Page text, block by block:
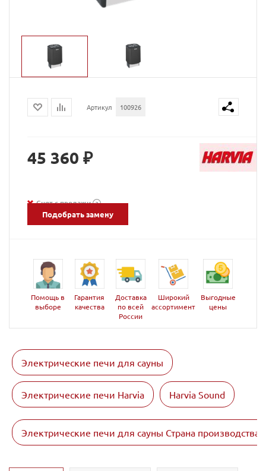
Артикул 100926
45 360 ₽
Снят с продажи ?
Подобрать замену
Помощь в
выборе
Гарантия
качества
Доставка
по всей
России
Широкий
ассортимент
Выгодные
цены
Электрические печи для сауны
Электрические печи Harvia Harvia Sound
Электрические печи для сауны Страна